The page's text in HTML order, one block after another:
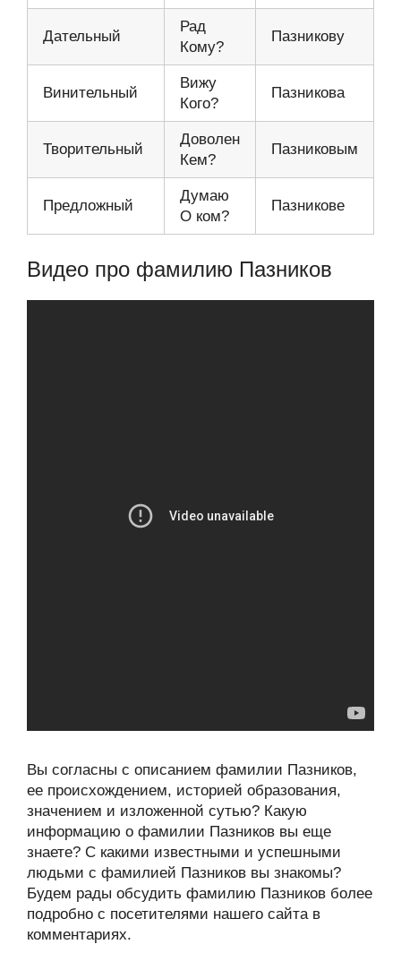
Дательный
Рад
Кому?
Пазникову
Винительный
Вижу
Кого?
Пазникова
Творительный
Доволен
Кем?
Пазниковым
Предложный
Думаю
О ком?
Пазникове
Видео про фамилию Пазников
Вы согласны с описанием фамилии Пазников,
ее происхождением, историей образования,
значением и изложенной сутью? Какую
информацию о фамилии Пазников вы еще
знаете? С какими известными и успешными
людьми с фамилией Пазников вы знакомы?
Будем рады обсудить фамилию Пазников более
подробно с посетителями нашего сайта в
комментариях.